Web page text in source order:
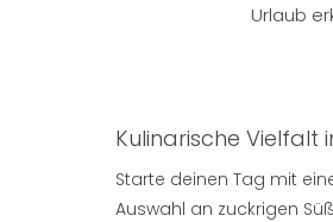
Urlaub
Kulinarische Vielfalt
Starte deinen Tag mit
Auswahl an zuckrigen